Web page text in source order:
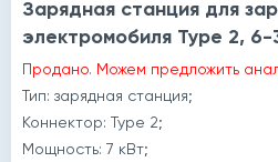
Зарядная станция для
электромобиля Type 2, 6-
Продано. Можем предложить
Тип: зарядная станция;
Коннектор: Type 2;
Мощность: 7 кВт;